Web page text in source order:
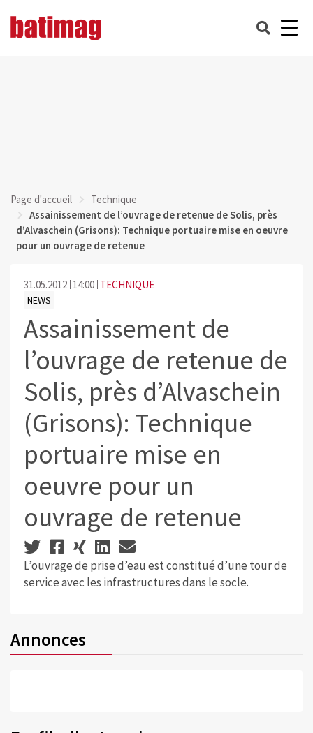
Page d'accueil
Technique
Assainissement de l’ouvrage de retenue de Solis, près
d’Alvaschein (Grisons): Technique portuaire mise en oeuvre
pour un ouvrage de retenue
31.05.2012 14:00 TECHNIQUE
NEWS
Assainissement de
l’ouvrage de retenue de
Solis, près d’Alvaschein
(Grisons): Technique
portuaire mise en
oeuvre pour un
ouvrage de retenue
L’ouvrage de prise d’eau est constitué d’une tour de
service avec les infrastructures dans le socle.
Annonces